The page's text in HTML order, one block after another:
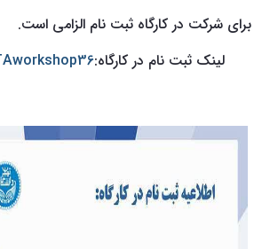
برای شرکت در کارگاه ثبت نام الزامی است.
لینک ثبت نام در کارگاه: